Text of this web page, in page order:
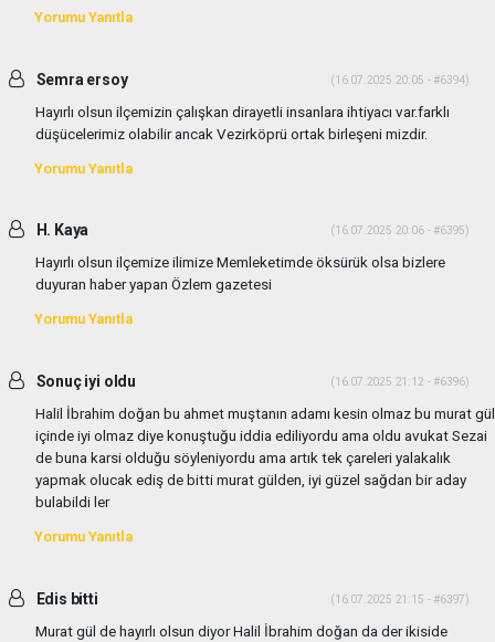
Yorumu Yanıtla
Semra ersoy (16.07.2025 20:05 - #6394)
Hayırlı olsun ilçemizin çalışkan dirayetli insanlara ihtiyacı var.farklı
düşücelerimiz olabilir ancak Vezirköprü ortak birleşeni mizdir.
Yorumu Yanıtla
H. Kaya (16.07.2025 20:06 - #6395)
Hayırlı olsun ilçemize ilimize Memleketimde öksürük olsa bizlere
duyuran haber yapan Özlem gazetesi
Yorumu Yanıtla
Sonuç iyi oldu (16.07.2025 21:12 - #6396)
Halil İbrahim doğan bu ahmet muştanın adamı kesin olmaz bu murat gül
içinde iyi olmaz diye konuştuğu iddia ediliyordu ama oldu avukat Sezai
de buna karsi olduğu söyleniyordu ama artık tek çareleri yalakalık
yapmak olucak ediş de bitti murat gülden, iyi güzel sağdan bir aday
bulabildi ler
Yorumu Yanıtla
Edis bitti (16.07.2025 21:15 - #6397)
Murat gül de hayırlı olsun diyor Halil İbrahim doğan da der ikiside